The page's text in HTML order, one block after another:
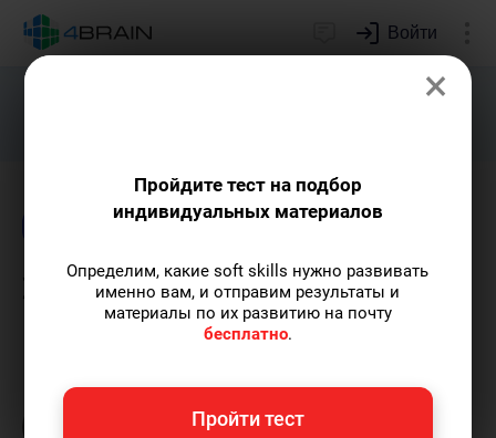
Войти
Подарим индивидуальный план
Внимание и память
Эффект дезинформации
экспертных знаний, сооснователь проекта,
преподаватель МГУ имени М.В. Ломоносова.
×
Пройдите тест на подбор
индивидуальных материалов
Определим, какие soft skills нужно развивать
именно вам, и отправим результаты и
материалы по их развитию на почту
бесплатно.
Пройти тест